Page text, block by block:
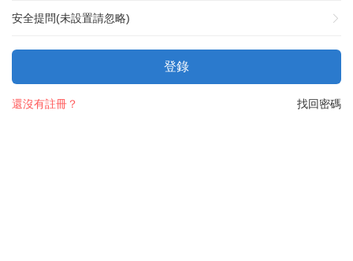
安全提問(未設置請忽略)
登錄
找回密碼
還沒有註冊？